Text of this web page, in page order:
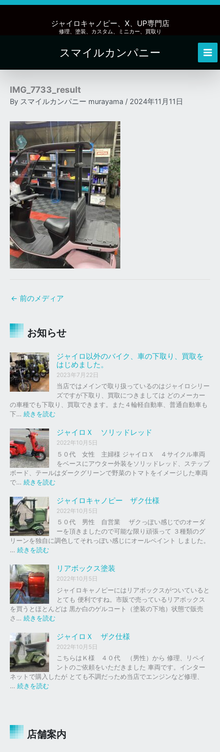
内
ッ
ジャイロキャノピー、X、UP専門店
修理、塗装、カスタム、ミニカー、買取り
スマイルカンパニー
IMG_7733_result
By スマイルカンパニー murayama / 2024年11月11日
← 前のメディア
お知らせ
ジャイロ以外のバイク、車の下取り、買取を
はじめました。
2023年7月22日
当店ではメインで取り扱っているのはジャイロシリー
ズですが下取り、買取につきましては どのメーカー
の車種でも下取り、買取できます。また４輪軽自動車、普通自動車も
下… 続きを読む
ャ
イ
ロ
以
外
の
イ
ク
車
下
、
買
取
を
は
ま
し
た
。
ジャイロＸ ソリッドレッド
2022年10月5日
５０代 女性 主婦様 ジャイロＸ ４サイクル車両
をベースにアウター外装をソリッドレッド、ステップ
ボード、テールはダークグリーンで野菜のトマトをイメージした車両
で… 続きを読む
ャ
イ
ロ
ッ
ド
ッ
ド
ジャイロキャノピー ザク仕様
2022年10月5日
５０代 男性 自営業 ザクっぽい感じでのオーダ
ーを頂きましたので可能な限り頑張って ３種類のグ
リーンを独自に調色してそれっぽい感じにオールペイント しました。
… 続きを読む
イ
ロ
キ
ャ
ノ
ピ
ー
ザ
ク
仕
様
リアボックス塗装
2022年10月5日
ジャイロキャノピーにはリアボックスがついていると
とても 便利ですね。市販で売っているリアボックス
を買うとほとんどは 黒か白のゲルコート（塗装の下地）状態で販売
さ… 続きを読む
ア
ボ
ッ
ク
ス
ジャイロＸ ザク仕様
2022年10月5日
こちらはＫ様 ４０代 （男性）から 修理、リペイ
ントのご依頼をいただきました 車両です。インター
ネットで購入したが とても不調だっため当店でエンジンなど修理、
… 続きを読む
Ｘ
店舗案内